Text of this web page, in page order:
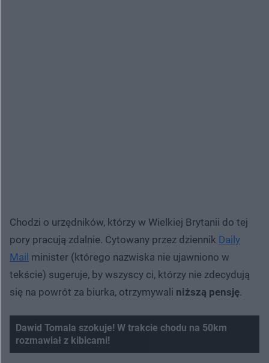
Chodzi o urzędników, którzy w Wielkiej Brytanii do tej
pory pracują zdalnie. Cytowany przez dziennik Daily
Mail minister (którego nazwiska nie ujawniono w
tekście) sugeruje, by wszyscy ci, którzy nie zdecydują
się na powrót za biurka, otrzymywali niższą pensję.
Dawid Tomala szokuje! W trakcie chodu na 50km
rozmawiał z kibicami!